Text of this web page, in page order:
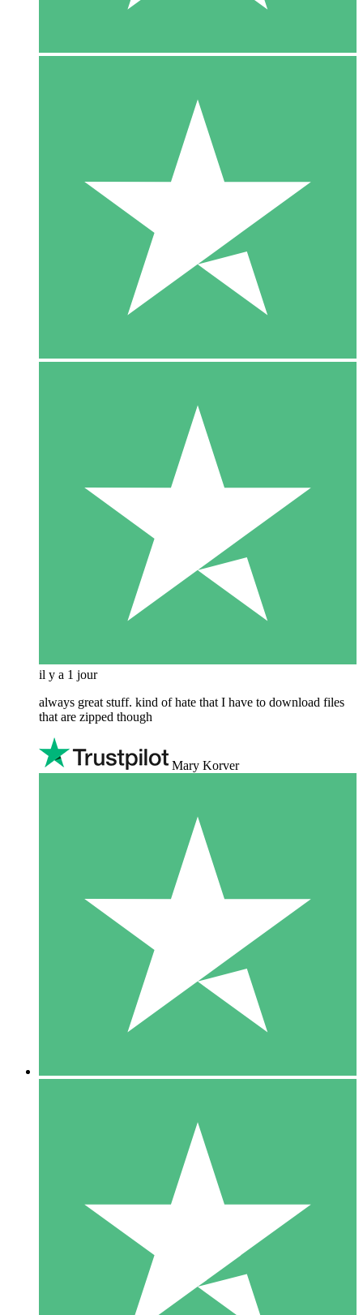
il y a 1 jour
always great stuff. kind of hate that I have to download files
that are zipped though
Mary Korver